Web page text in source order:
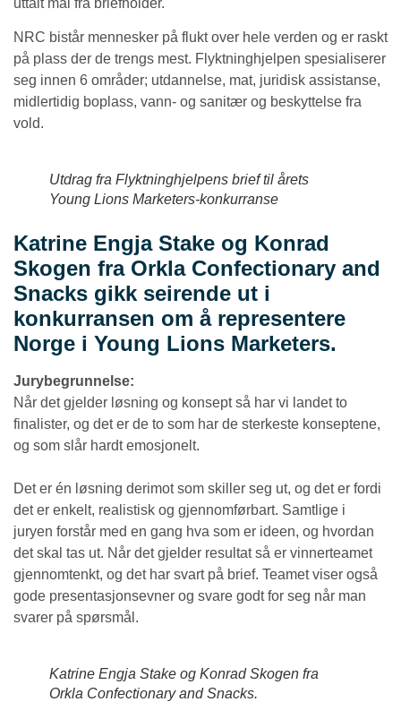
uttalt mål fra briefholder.
NRC bistår mennesker på flukt over hele verden og er raskt
på plass der de trengs mest. Flyktninghjelpen spesialiserer
seg innen 6 områder; utdannelse, mat, juridisk assistanse,
midlertidig boplass, vann- og sanitær og beskyttelse fra
vold.
Utdrag fra Flyktninghjelpens brief til årets
Young Lions Marketers-konkurranse
Katrine Engja Stake og Konrad
Skogen fra Orkla Confectionary and
Snacks gikk seirende ut i
konkurransen om å representere
Norge i Young Lions Marketers.
Jurybegrunnelse:
Når det gjelder løsning og konsept så har vi landet to
finalister, og det er de to som har de sterkeste konseptene,
og som slår hardt emosjonelt.
Det er én løsning derimot som skiller seg ut, og det er fordi
det er enkelt, realistisk og gjennomførbart. Samtlige i
juryen forstår med en gang hva som er ideen, og hvordan
det skal tas ut. Når det gjelder resultat så er vinnerteamet
gjennomtenkt, og det har svart på brief. Teamet viser også
gode presentasjonsevner og svare godt for seg når man
svarer på spørsmål.
Katrine Engja Stake og Konrad Skogen fra
Orkla Confectionary and Snacks.